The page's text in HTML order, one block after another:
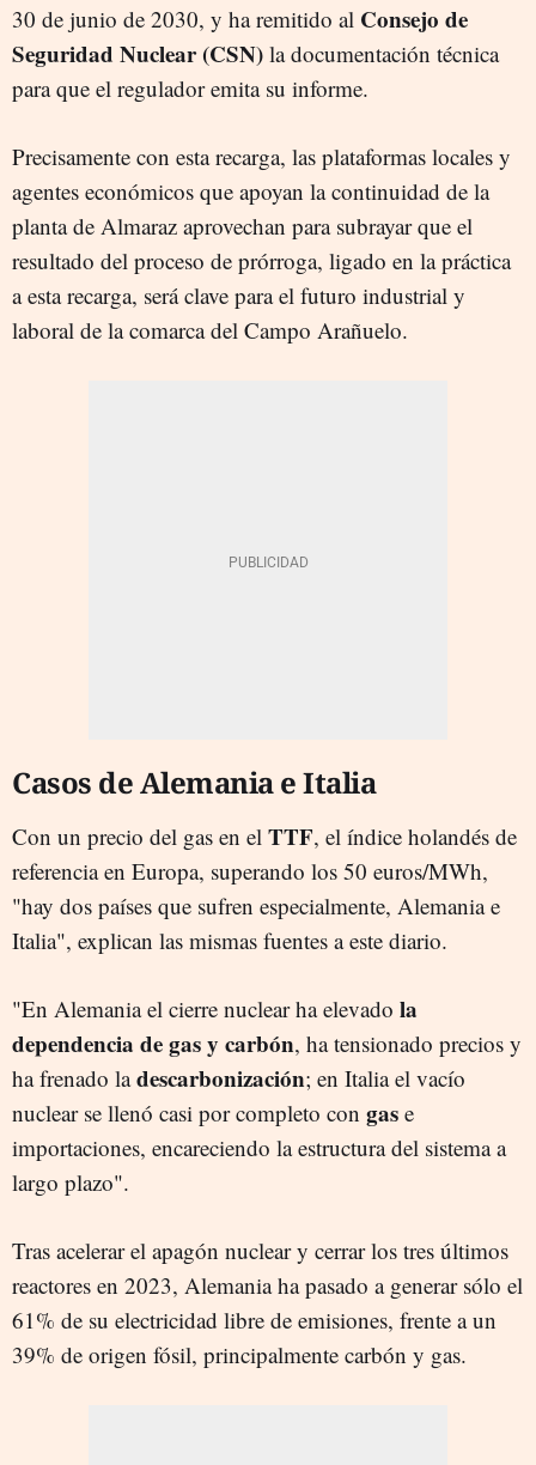
30 de junio de 2030, y ha remitido al Consejo de
Seguridad Nuclear (CSN) la documentación técnica
para que el regulador emita su informe.
Precisamente con esta recarga, las plataformas locales y
agentes económicos que apoyan la continuidad de la
planta de Almaraz aprovechan para subrayar que el
resultado del proceso de prórroga, ligado en la práctica
a esta recarga, será clave para el futuro industrial y
laboral de la comarca del Campo Arañuelo.
Casos de Alemania e Italia
Con un precio del gas en el TTF, el índice holandés de
referencia en Europa, superando los 50 euros/MWh,
"hay dos países que sufren especialmente, Alemania e
Italia", explican las mismas fuentes a este diario.
"En Alemania el cierre nuclear ha elevado la
dependencia de gas y carbón, ha tensionado precios y
ha frenado ladescarbonización; en Italia el vacío
nuclear se llenó casi por completo con gas e
importaciones, encareciendo la estructura del sistema a
largo plazo".
Tras acelerar el apagón nuclear y cerrar los tres últimos
reactores en 2023, Alemania ha pasado a generar sólo el
61% de su electricidad libre de emisiones, frente a un
39% de origen fósil, principalmente carbón y gas.